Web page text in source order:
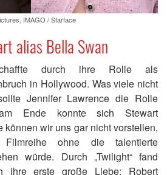
IMAGO / Starface
alias Bella Swan
durch ihre Rolle als
in Hollywood. Was viele nicht
Jennifer Lawrence die Rolle
Ende konnte sich Stewart
können wir uns gar nicht vorstellen,
ohne die talentierte
würde. Durch „Twilight“ fand
ihre erste große Liebe: Robert